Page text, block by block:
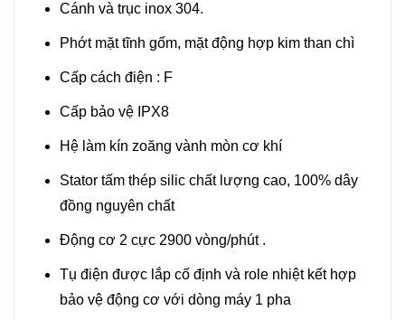
Cánh và trục inox 304.
Phớt mặt tĩnh gốm, mặt động hợp kim than chì
Cấp cách điện : F
Cấp bảo vệ IPX8
Hệ làm kín zoăng vành mòn cơ khí
Stator tấm thép silic chất lượng cao, 100% dây
đồng nguyên chất
Động cơ 2 cực 2900 vòng/phút .
Tụ điện được lắp cố định và role nhiệt kết hợp
bảo vệ động cơ với dòng máy 1 pha